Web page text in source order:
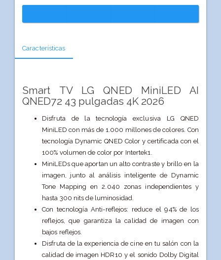
Características
Smart TV LG QNED MiniLED AI
QNED72 43 pulgadas 4K 2026
Disfruta de la tecnología exclusiva LG QNED
MiniLED con más de 1.000 millones de colores. Con
tecnología Dynamic QNED Color y certificada con el
100% volumen de color por Intertek1.
MiniLEDs que aportan un alto contraste y brillo en la
imagen, junto al análisis inteligente de Dynamic
Tone Mapping en 2.040 zonas independientes y
hasta 300 nits de luminosidad.
Con tecnología Anti-reflejos: reduce el 94% de los
reflejos, que garantiza la calidad de imagen con
bajos reflejos.
Disfruta de la experiencia de cine en tu salón con la
calidad de imagen HDR10 y el sonido Dolby Digital